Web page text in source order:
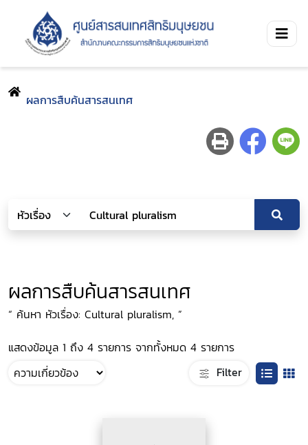
ผลการสืบค้นสารสนเทศ
ผลการสืบค้นสารสนเทศ
“ ค้นหา หัวเรื่อง: Cultural pluralism, ”
แสดงข้อมูล 1 ถึง 4 รายการ จากทั้งหมด 4 รายการ
Filter